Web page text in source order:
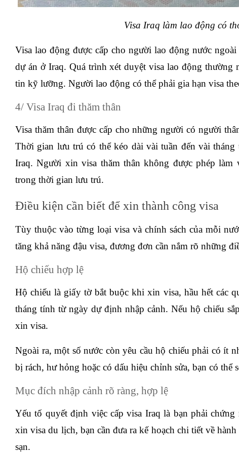
Visa Iraq làm lao động có
Visa lao động được cấp cho người lao động nước
dự án ở Iraq. Quá trình xét duyệt visa lao động
tin kỹ lưỡng. Người lao động có thể phải gia hạn visa
4/ Visa Iraq đi thăm thân
Visa thăm thân được cấp cho những người có người
Thời gian lưu trú có thể kéo dài vài tuần đến vài
Iraq. Người xin visa thăm thân không được phép làm
trong thời gian lưu trú.
Điều kiện cần biết để xin thành công visa
Tùy thuộc vào từng loại visa và chính sách của mỗi
tăng khả năng đậu visa, đương đơn cần nắm rõ những
Hộ chiếu hợp lệ
Hộ chiếu là giấy tờ bắt buộc khi xin visa, hầu hết các
tháng tính từ ngày dự định nhập cảnh. Nếu hộ chiếu
xin visa.
Ngoài ra, một số nước còn yêu cầu hộ chiếu phải có ít
bị rách, hư hỏng hoặc có dấu hiệu chỉnh sửa, bạn có thể
Mục đích nhập cảnh rõ ràng, hợp lệ
Yếu tố quyết định việc cấp visa Iraq là bạn phải
xin visa du lịch, bạn cần đưa ra kế hoạch chi tiết về
sạn.